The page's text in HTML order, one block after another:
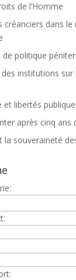
de l’Homme
créanciers dans
de politique
des institutions
et libertés
après cinq ans
la souveraineté